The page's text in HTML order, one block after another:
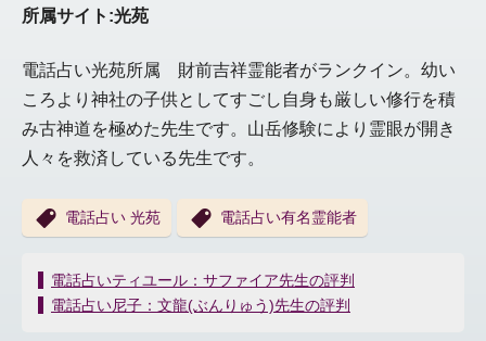
所属サイト:光苑
電話占い光苑所属 財前吉祥霊能者がランクイン。幼い
ころより神社の子供としてすごし自身も厳しい修行を積
み古神道を極めた先生です。山岳修験により霊眼が開き
人々を救済している先生です。
電話占い 光苑 電話占い有名霊能者
投
稿
電話占いティユール：サファイア先生の評判
電話占い尼子：文龍(ぶんりゅう)先生の評判